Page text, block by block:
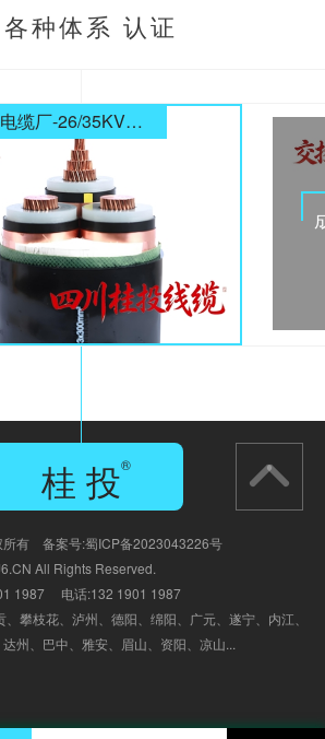
种体系 认证
成都电线电缆厂-26/35KV高压电缆
所有 备案号:蜀ICP备2023043226号
All Rights Reserved.
1987 电话:132 1901 1987
桂 投®
攀枝花、泸州、德阳、绵阳、广元、遂宁、内江、
州、巴中、雅安、眉山、资阳、凉山...